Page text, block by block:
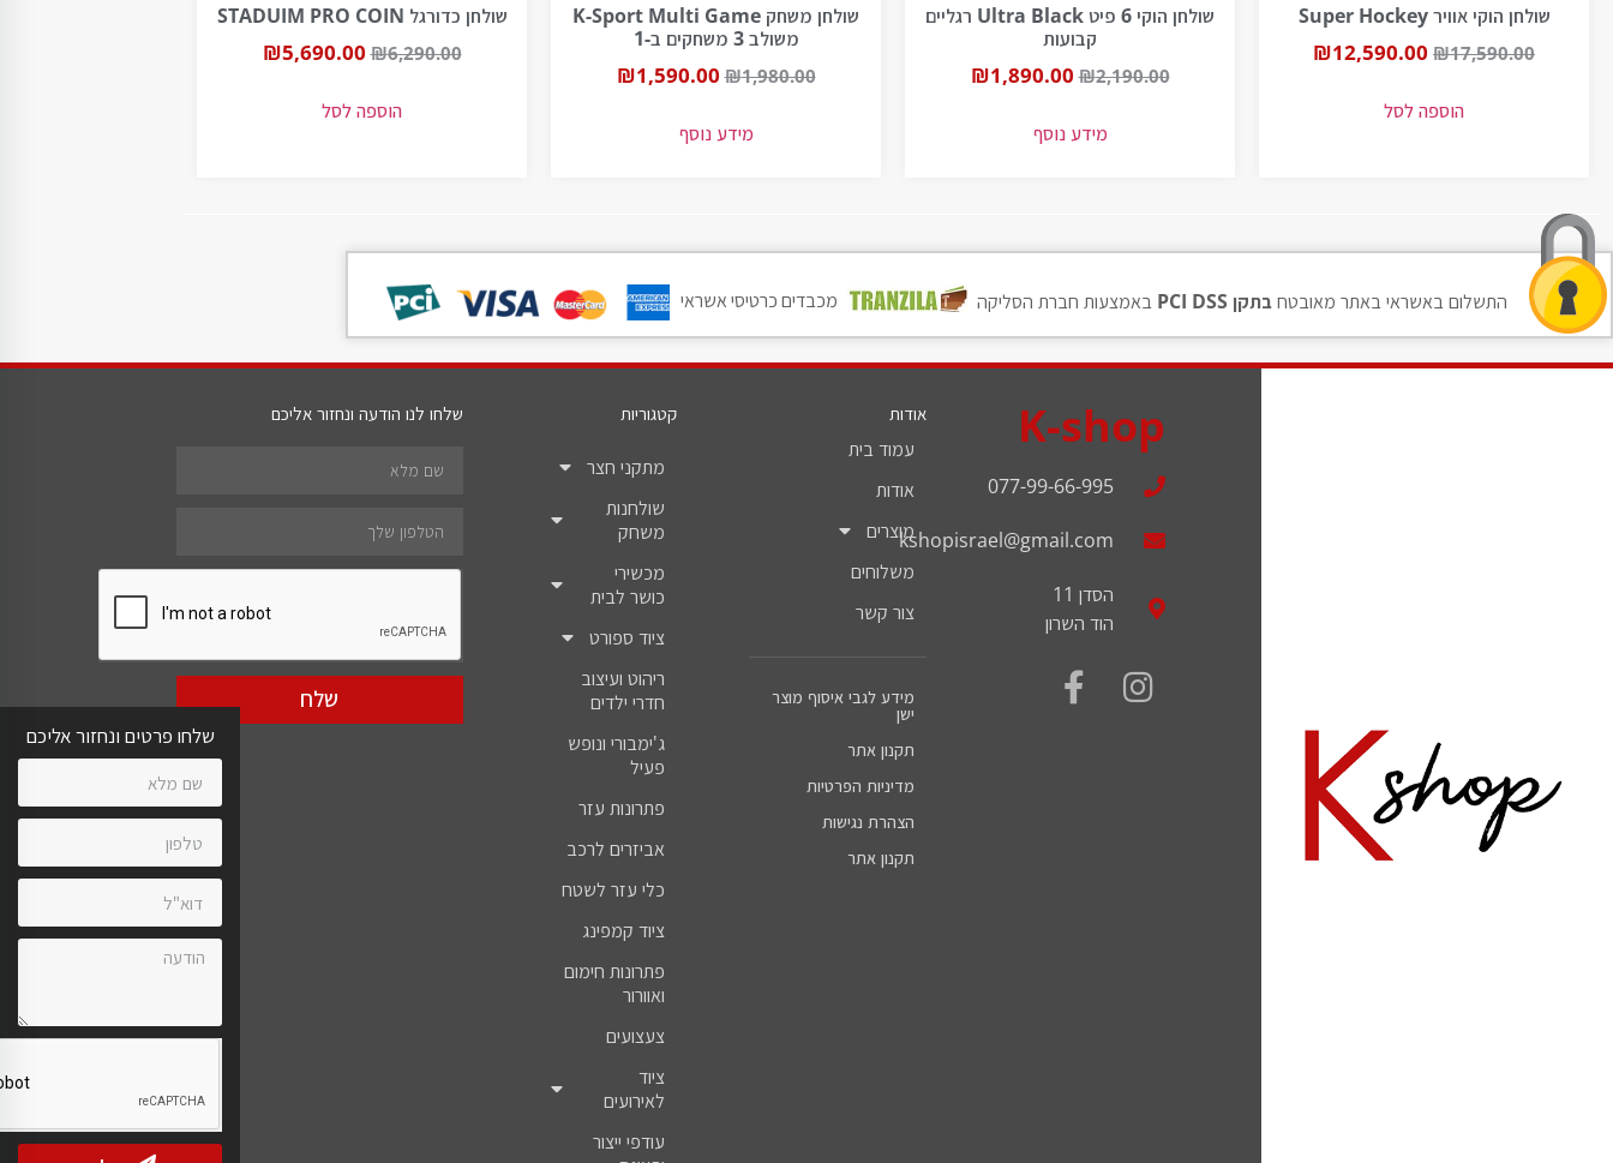
שולחן הוקי אוויר Super Hockey
₪17,590.00
₪12,590.00
הוספה לסל
שולחן הוקי 6 פיט Ultra Black רגליים
קבועות
₪2,190.00
₪1,890.00
מידע נוסף
שולחן משחק K-Sport Multi Game
משולב 3 משחקים ב-1
₪1,980.00
₪1,590.00
מידע נוסף
שולחן כדורגל STADUIM PRO COIN
₪6,290.00
₪5,690.00
הוספה לסל
התשלום באשראי באתר מאובטחבתקן PCI DSS באמצעות חברת הסליקה מכבדים כרטיסי אשראי
K-shop
077-99-66-995
kshopisrael@gmail.com
הסדן 11
הוד השרון
אודות
עמוד בית
אודות
מוצרים
משלוחים
צור קשר
מידע לגבי איסוף מוצר
ישן
תקנון אתר
מדיניות הפרטיות
הצהרת נגישות
תקנון אתר
קטגוריות
מתקני חצר
שולחנות
משחק
מכשירי
כושר לבית
ציוד ספורט
ריהוט ועיצוב
חדרי ילדים
ג'ימבורי ונופש
פעיל
פתרונות עזר
אביזרים לרכב
כלי עזר לשטח
ציוד קמפינג
פתרונות חימום
ואוורור
צעצועים
ציוד
לאירועים
עודפי ייצור
שלחו לנו הודעה ונחזור אליכם
שלח
שלחו פרטים ונחזור אליכם